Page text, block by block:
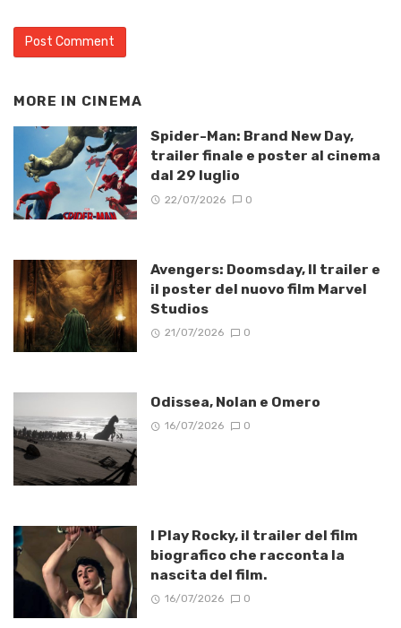
MORE IN CINEMA
Spider-Man: Brand New Day,
trailer finale e poster al cinema
dal 29 luglio
22/07/2026 0
Avengers: Doomsday, Il trailer e
il poster del nuovo film Marvel
Studios
21/07/2026 0
Odissea, Nolan e Omero
16/07/2026 0
I Play Rocky, il trailer del film
biografico che racconta la
nascita del film.
16/07/2026 0